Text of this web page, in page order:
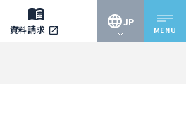
資料請求
JP
MENU